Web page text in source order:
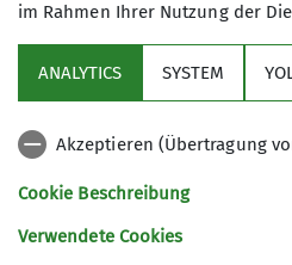
News Startseite
Mitgliederversammlung
23.04.2026
im Rahmen Ihrer Nutzung der
ANALYTICS SYSTEM
Akzeptieren (Übertragung
Cookie Beschreibung
Verwendete Cookies